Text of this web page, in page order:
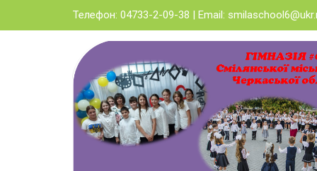
to
Телефон: 04733-2-09-38 | Email: